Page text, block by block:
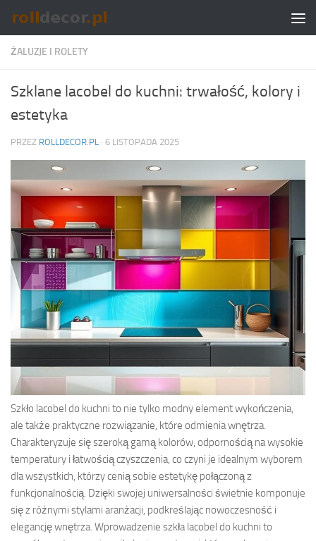
Skip to content
ŻALUZJE I ROLETY
Szklane lacobel do kuchni: trwałość, kolory i
estetyka
PRZEZ ROLLDECOR.PL · 6 LISTOPADA 2025
Szkło lacobel do kuchni to nie tylko modny element wykończenia,
ale także praktyczne rozwiązanie, które odmienia wnętrza.
Charakteryzuje się szeroką gamą kolorów, odpornością na wysokie
temperatury i łatwością czyszczenia, co czyni je idealnym wyborem
dla wszystkich, którzy cenią sobie estetykę połączoną z
funkcjonalnością. Dzięki swojej uniwersalności świetnie komponuje
się z różnymi stylami aranżacji, podkreślając nowoczesność i
elegancję wnętrza. Wprowadzenie szkła lacobel do kuchni to